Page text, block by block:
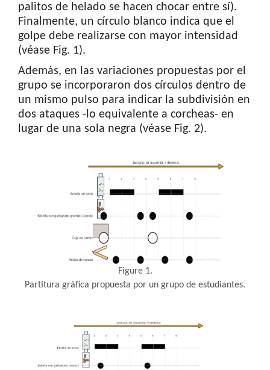
palitos de helado se hacen chocar entre sí).
Finalmente, un círculo blanco indica que el
golpe debe realizarse con mayor intensidad
(véase Fig. 1).
Además, en las variaciones propuestas por el
grupo se incorporaron dos círculos dentro de
un mismo pulso para indicar la subdivisión en
dos ataques -lo equivalente a corcheas- en
lugar de una sola negra (véase Fig. 2).
Figure 1.
Partitura gráfica propuesta por un grupo de estudiantes.